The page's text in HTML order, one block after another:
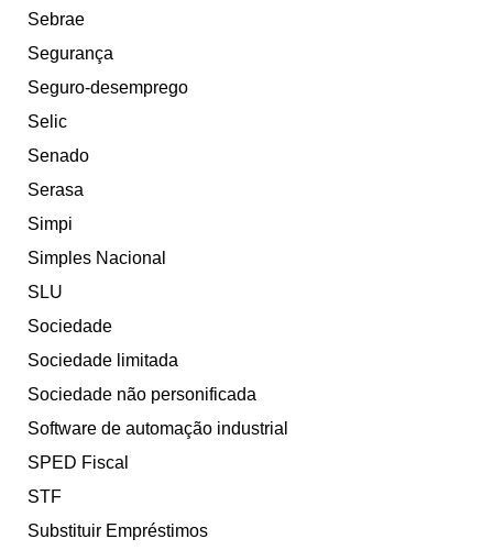
Sebrae
Segurança
Seguro-desemprego
Selic
Senado
Serasa
Simpi
Simples Nacional
SLU
Sociedade
Sociedade limitada
Sociedade não personificada
Software de automação industrial
SPED Fiscal
STF
Substituir Empréstimos